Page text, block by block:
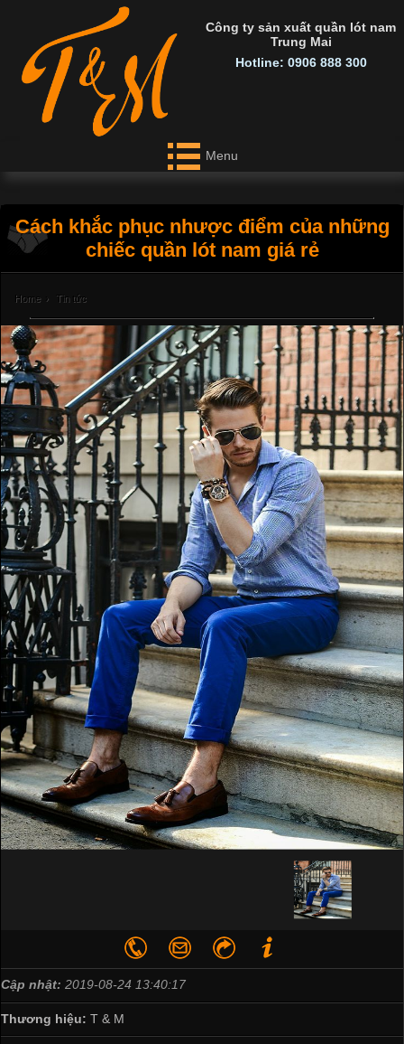
Công ty sản xuất quần lót nam
Trung Mai
Hotline: 0906 888 300
Menu
Cách khắc phục nhược điểm của những
chiếc quần lót nam giá rẻ
Home › Tin tức
Cập nhật: 2019-08-24 13:40:17
Thương hiệu: T & M